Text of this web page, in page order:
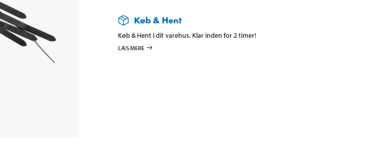
Køb & Hent
Køb & Hent i dit varehus. Klar inden for 2 timer!
LÆS MERE